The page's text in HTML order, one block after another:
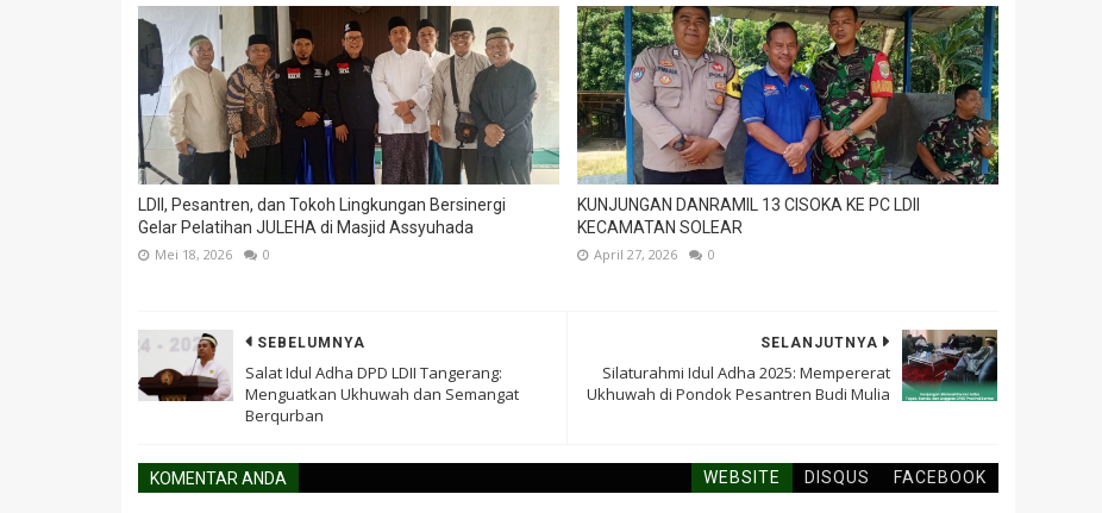
LDII, Pesantren, dan Tokoh Lingkungan Bersinergi
Gelar Pelatihan JULEHA di Masjid Assyuhada
Mei 18, 2026 0
KUNJUNGAN DANRAMIL 13 CISOKA KE PC LDII
KECAMATAN SOLEAR
April 27, 2026 0
SELANJUTNYA
Silaturahmi Idul Adha 2025: Mempererat
Ukhuwah di Pondok Pesantren Budi Mulia
SEBELUMNYA
Salat Idul Adha DPD LDII Tangerang:
Menguatkan Ukhuwah dan Semangat
Berqurban
KOMENTAR ANDA WEBSITE DISQUS FACEBOOK